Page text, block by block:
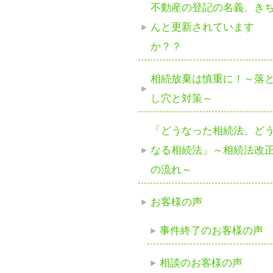
不動産の登記の名義、きち
んと更新されています
か？？
相続放棄は慎重に！～落と
し穴と対策～
「どうなった相続法、どう
なる相続法」～相続法改
の流れ～
お客様の声
事件終了のお客様の声
相談のお客様の声